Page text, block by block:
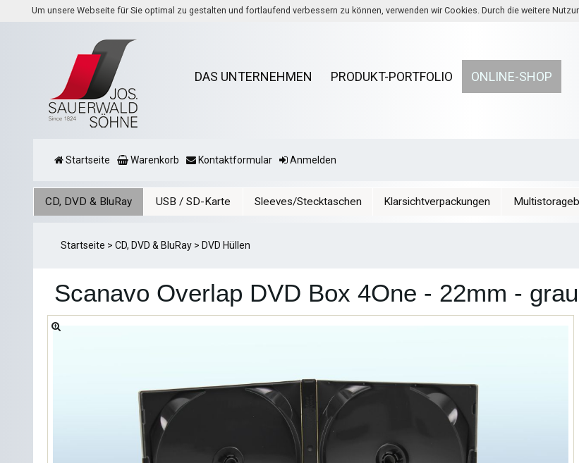
Um unsere Webseite für Sie optimal zu gestalten und fortlaufend verbessern zu können, verwenden wir Cookies. Durch die weitere
DAS UNTERNEHMEN PRODUKT-PORTFOLIO ONLINE-SHOP
Startseite Warenkorb Kontaktformular Anmelden
CD, DVD & BluRay USB / SD-Karte Sleeves/Stecktaschen Klarsichtverpackungen
Startseite >CD, DVD & BluRay > DVD Hüllen
Scanavo Overlap DVD Box 4One - 22mm -